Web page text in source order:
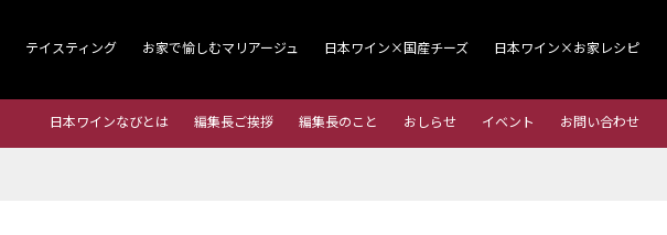
テイスティング お家で愉しむマリアージュ 日本ワイン×国産チーズ 日本ワイン×お家レシピ
日本ワインなびとは 編集長ご挨拶 編集長のこと おしらせ イベント お問い合わせ